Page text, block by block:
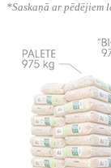
*Saskaņā ar pēdējiem